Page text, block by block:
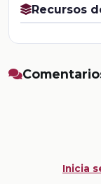
Recursos
Inicia